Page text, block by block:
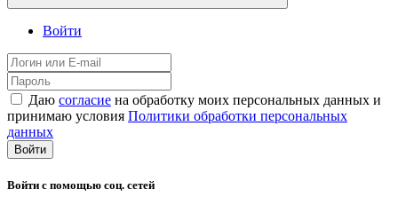
Войти
Даю согласие на обработку моих персональных данных и
принимаю условия Политики обработки персональных
данных
Войти
Войти с помощью соц. сетей